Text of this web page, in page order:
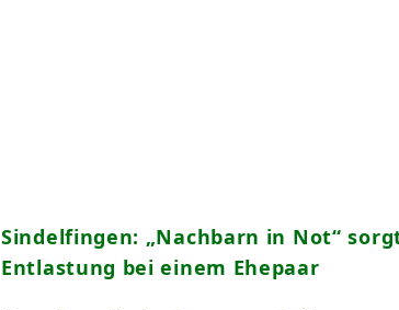
Sindelfingen: „Nachbarn in Not“
Entlastung bei einem Ehepaar